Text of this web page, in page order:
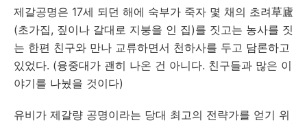
제갈공명은 17세 되던 해에 숙부가 죽자 몇 채의 초려草廬
(초가집, 짚이나 갈대로 지붕을 인 집)를 짓고는 농사를 짓
는 한편 친구와 만나 교류하면서 천하사를 두고 담론하고
있었다. (융중대가 괜히 나온 건 아니다. 친구들과 많은 이
야기를 나눴을 것이다)
유비가 제갈량 공명이라는 당대 최고의 전략가를 얻기 위